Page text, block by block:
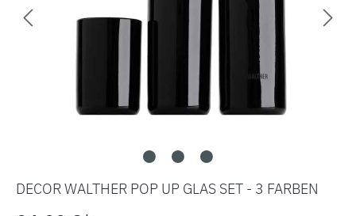
DECOR WALTHER POP UP GLAS SET - 3 FARBEN